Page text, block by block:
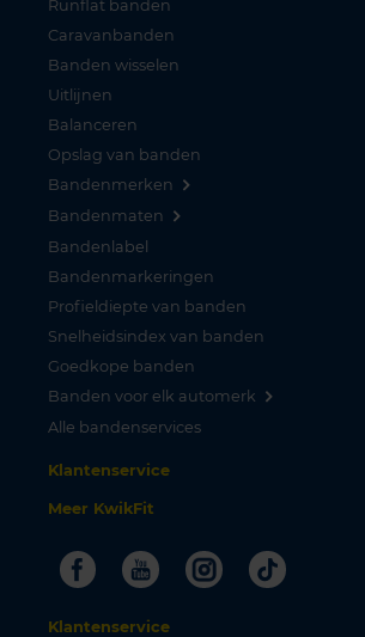
Runflat banden
Caravanbanden
Banden wisselen
Uitlijnen
Balanceren
Opslag van banden
Bandenmerken
Bandenmaten
Bandenlabel
Bandenmarkeringen
Profieldiepte van banden
Snelheidsindex van banden
Goedkope banden
Banden voor elk automerk
Alle bandenservices
Klantenservice
Meer KwikFit
FacebookYoutubeInstagram
Tiktok
Klantenservice